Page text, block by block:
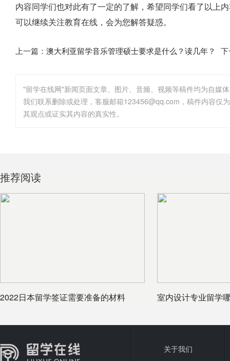
内容同学们也对此有了一定的了解，希望同学们看了以上
可以继续关注教育在线，会为您解答疑惑。
上一篇： 澳大利亚留学音乐管理硕士要求是什么？读几年？
"留学在线网"新闻页面文章、图片、音频、视频等稿件均为自媒
其观点或证实其内容的真实性。
推荐阅读
2022日本留学签证需要准备的材料
室内设计专业留学
关于我们